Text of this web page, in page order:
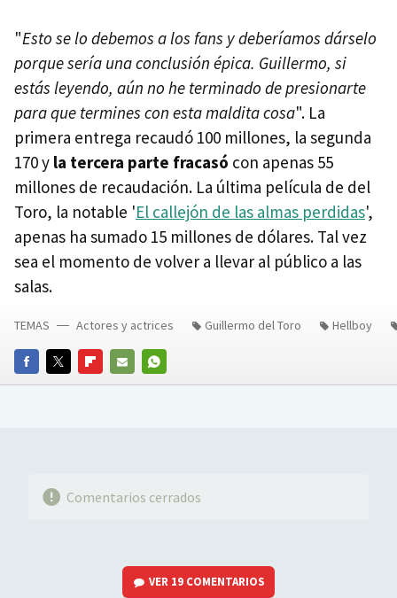
"Esto se lo debemos a los fans y deberíamos dárselo
porque sería una conclusión épica. Guillermo, si
estás leyendo, aún no he terminado de presionarte
para que termines con esta maldita cosa". La
primera entrega recaudó 100 millones, la segunda
170 y la tercera parte fracasó con apenas 55
millones de recaudación. La última película de del
Toro, la notable 'El callejón de las almas perdidas',
apenas ha sumado 15 millones de dólares. Tal vez
sea el momento de volver a llevar al público a las
salas.
FACEBOOKTWITTERFLIPBOARD
E-
WHATSAPP
TEMAS Actores y actrices Guillermo del Toro Hellboy
Comentarios cerrados
VER 19 COMENTARIOS